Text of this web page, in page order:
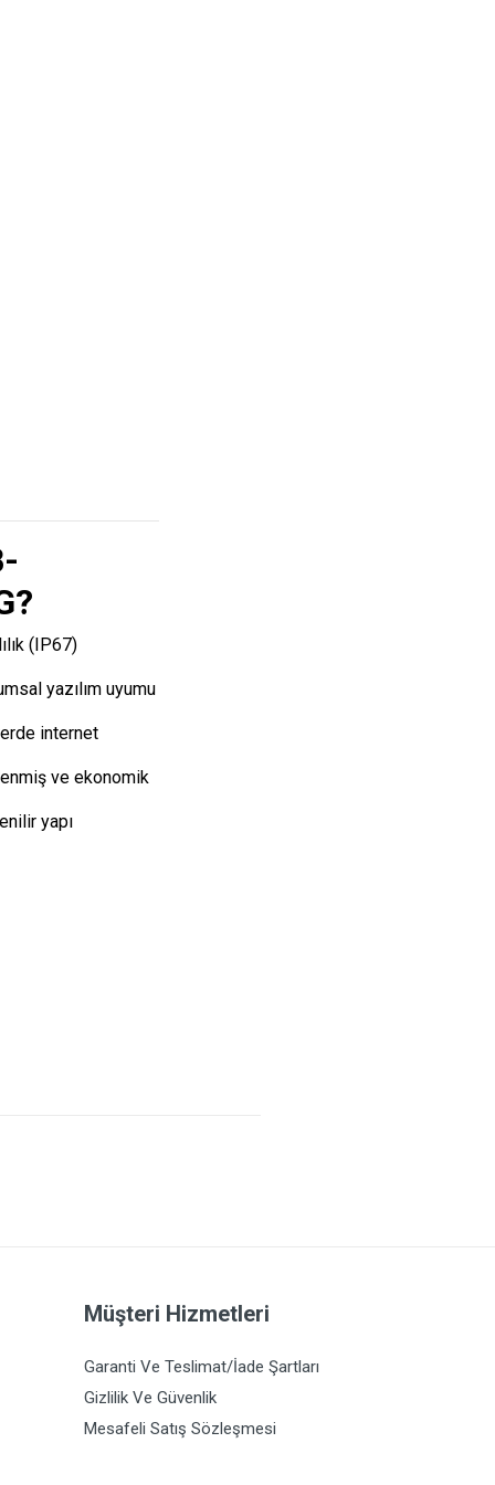
(IP67)
yazılım uyumu
internet
ve ekonomik
yapı
Müşteri Hizmetleri
Garanti Ve Teslimat/İade Şartları
Gizlilik Ve Güvenlik
Mesafeli Satış Sözleşmesi